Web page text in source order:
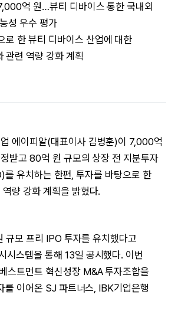
억 원…뷰티 디바이스 통한 국내외
성 우수 평가
로 한 뷰티 디바이스 산업에 대한
관련 역량 강화 계획
에이피알(대표이사 김병훈)이 7,000억
받고 80억 원 규모의 상장 전 지분투자
유치하는 한편, 투자를 바탕으로 한
량 강화 계획을 밝혔다.
규모 프리 IPO 투자를 유치했다고
시스템을 통해 13일 공시했다. 이번
스트먼트 혁신성장 M&A 투자조합을
를 이어온 SJ 파트너스, IBK기업은행